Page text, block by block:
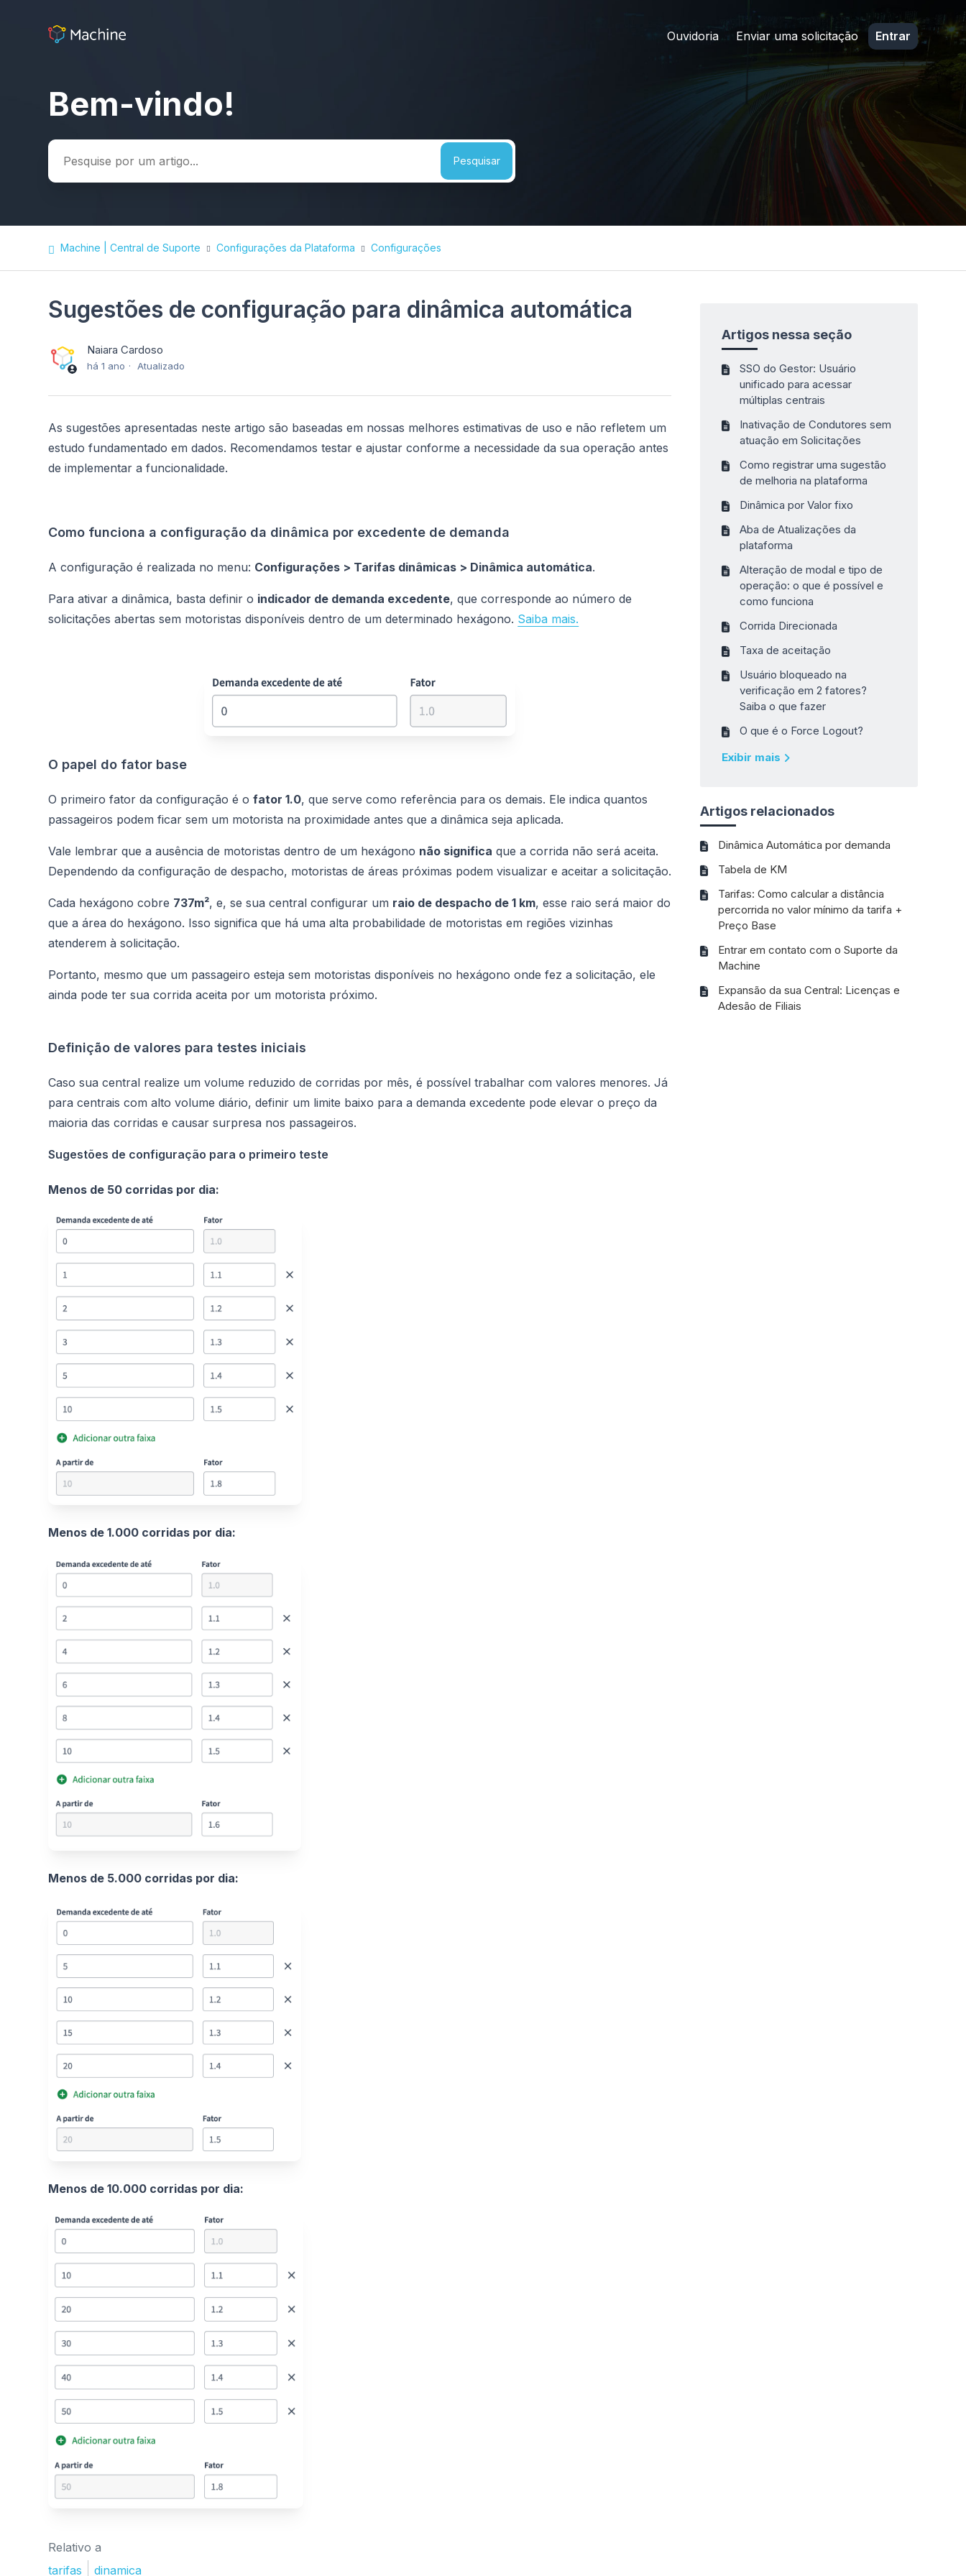
Ouvidoria Enviar uma solicitação Entrar
Pesquisa
Bem-vindo!
Machine | Central de Suporte Configurações da Plataforma Configurações
Artigos nessa seção
SSO do Gestor: Usuário
unificado para acessar
múltiplas centrais
Inativação de Condutores sem
atuação em Solicitações
Como registrar uma sugestão
de melhoria na plataforma
Dinâmica por Valor fixo
Aba de Atualizações da
plataforma
Alteração de modal e tipo de
operação: o que é possível e
como funciona
Corrida Direcionada
Taxa de aceitação
Usuário bloqueado na
verificação em 2 fatores?
Saiba o que fazer
O que é o Force Logout?
Exibir mais
Artigos relacionados
Dinâmica Automática por demanda
Tabela de KM
Tarifas: Como calcular a distância
percorrida no valor mínimo da tarifa +
Preço Base
Entrar em contato com o Suporte da
Machine
Expansão da sua Central: Licenças e
Adesão de Filiais
Sugestões de configuração para dinâmica automática
Naiara Cardoso
há 1 ano Atualizado
As sugestões apresentadas neste artigo são baseadas em nossas melhores estimativas de uso e não refletem um
estudo fundamentado em dados. Recomendamos testar e ajustar conforme a necessidade da sua operação antes
de implementar a funcionalidade.
Como funciona a configuração da dinâmica por excedente de demanda
A configuração é realizada no menu: Configurações > Tarifas dinâmicas > Dinâmica automática.
Para ativar a dinâmica, basta definir o indicador de demanda excedente, que corresponde ao número de
solicitações abertas sem motoristas disponíveis dentro de um determinado hexágono. Saiba mais.
O papel do fator base
O primeiro fator da configuração é ofator 1.0, que serve como referência para os demais. Ele indica quantos
passageiros podem ficar sem um motorista na proximidade antes que a dinâmica seja aplicada.
Vale lembrar que a ausência de motoristas dentro de um hexágono não significa que a corrida não será aceita.
Dependendo da configuração de despacho, motoristas de áreas próximas podem visualizar e aceitar a solicitação.
Cada hexágono cobre 737m², e, se sua central configurar um raio de despacho de 1 km, esse raio será maior do
que a área do hexágono. Isso significa que há uma alta probabilidade de motoristas em regiões vizinhas
atenderem à solicitação.
Portanto, mesmo que um passageiro esteja sem motoristas disponíveis no hexágono onde fez a solicitação, ele
ainda pode ter sua corrida aceita por um motorista próximo.
Definição de valores para testes iniciais
Caso sua central realize um volume reduzido de corridas por mês, é possível trabalhar com valores menores. Já
para centrais com alto volume diário, definir um limite baixo para a demanda excedente pode elevar o preço da
maioria das corridas e causar surpresa nos passageiros.
Sugestões de configuração para o primeiro teste
Menos de 50 corridas por dia:
Menos de 1.000 corridas por dia:
Menos de 5.000 corridas por dia:
Menos de 10.000 corridas por dia:
Relativo a
tarifas
dinamica